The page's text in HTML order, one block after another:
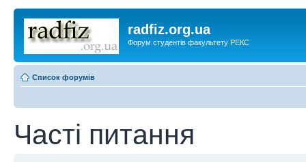
radfiz.org.ua
Форум студентів факультету РЕКС
Список форумів
Часті питання